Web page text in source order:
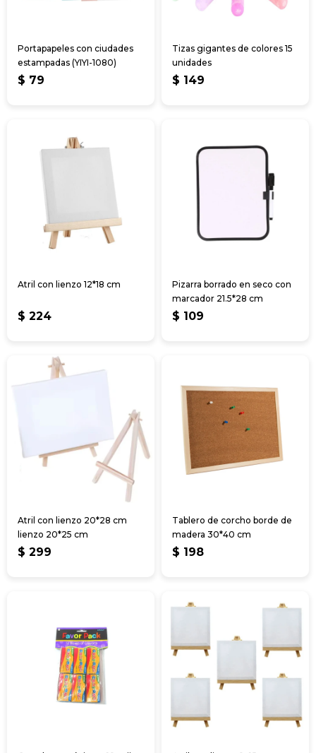
Portapapeles con ciudades
estampadas (YIYI-1080)
$ 79
Tizas gigantes de colores 15
unidades
$ 149
Atril con lienzo 12*18 cm
$ 224
Pizarra borrado en seco con
marcador 21.5*28 cm
$ 109
Atril con lienzo 20*28 cm
lienzo 20*25 cm
$ 299
Tablero de corcho borde de
madera 30*40 cm
$ 198